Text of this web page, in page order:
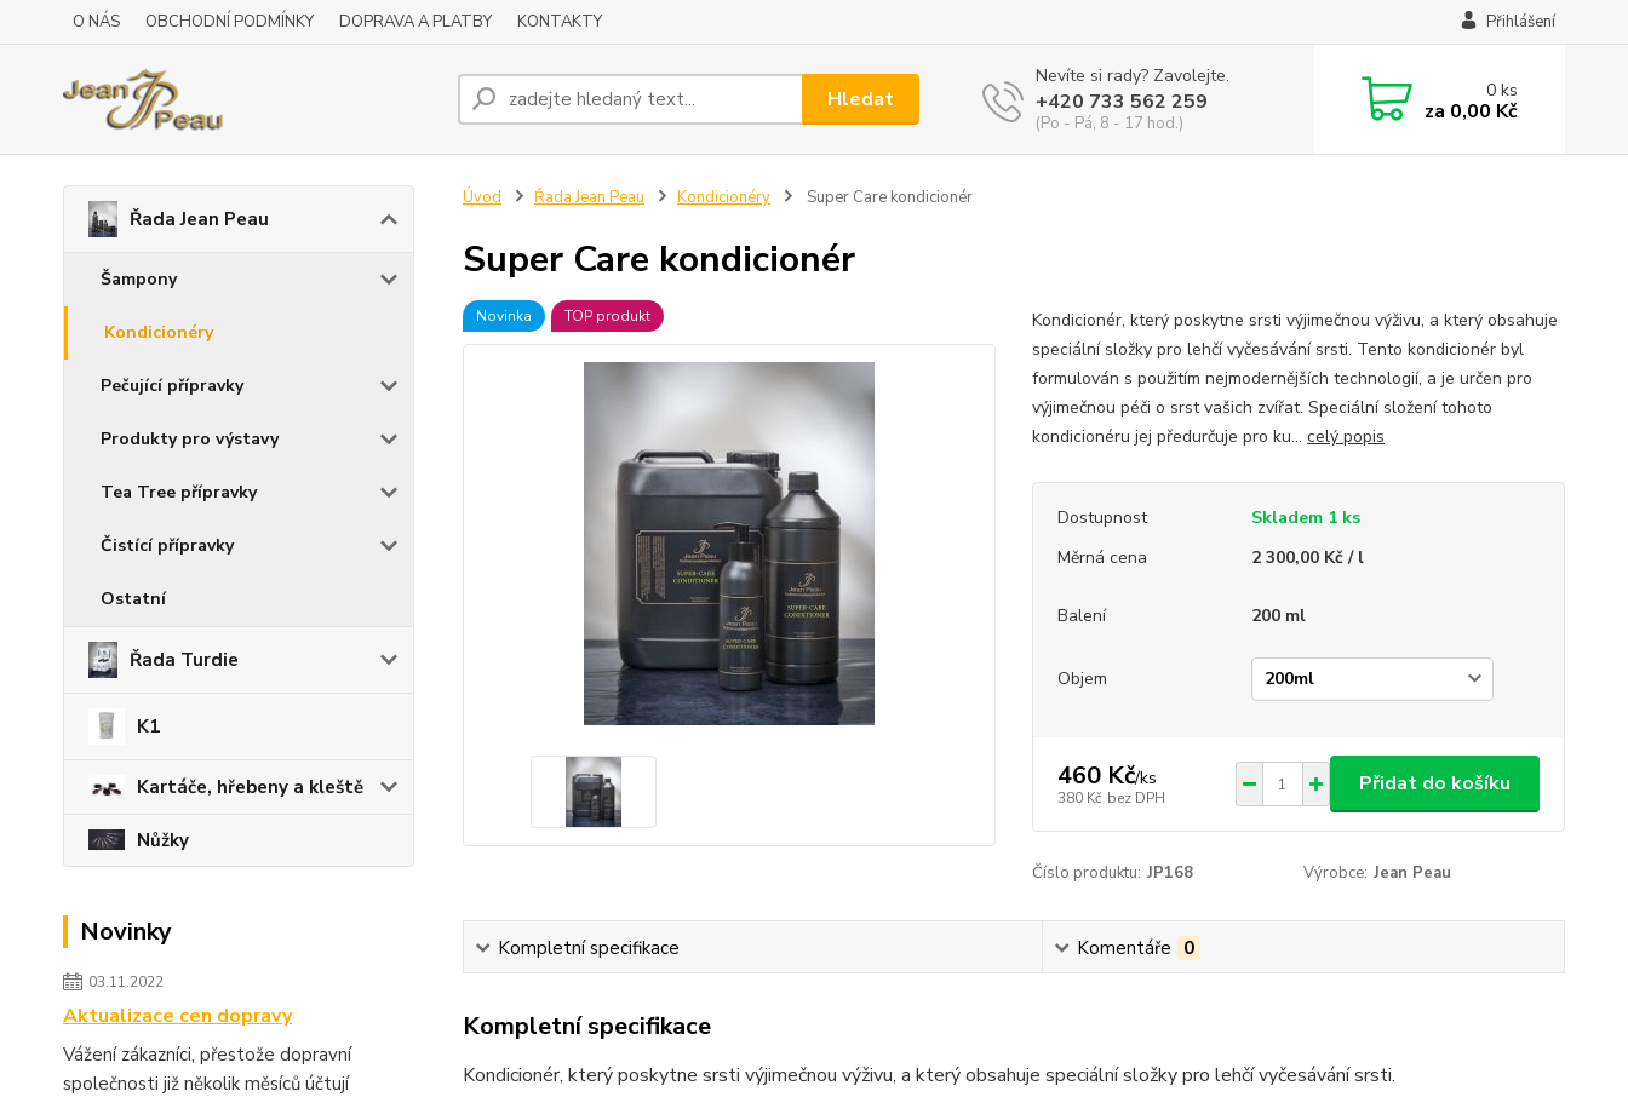
O NÁS OBCHODNÍ PODMÍNKY DOPRAVA A PLATBY KONTAKTY Přihlášení
Hledat
Nevíte si rady? Zavolejte.
+420 733 562 259
(Po - Pá, 8 - 17 hod.)
0ks
za 0,00 Kč
Řada Jean Peau
Šampony
Kondicionéry
Pečující přípravky
Produkty pro výstavy
Tea Tree přípravky
Čistící přípravky
Ostatní
Řada Turdie
K1
Kartáče, hřebeny a kleště
Nůžky
Novinky
03.11.2022
Aktualizace cen dopravy
Vážení zákazníci, přestože dopravní
společnosti již několik měsíců účtují
Úvod Řada Jean Peau Kondicionéry Super Care kondicionér
Super Care kondicionér
Novinka TOP produkt
Kondicionér, který poskytne srsti výjimečnou výživu, a který obsahuje
speciální složky pro lehčí vyčesávání srsti. Tento kondicionér byl
formulován s použitím nejmodernějších technologií, a je určen pro
výjimečnou péči o srst vašich zvířat. Speciální složení tohoto
kondicionéru jej předurčuje pro ku... celý popis
Dostupnost
Skladem 1 ks
Měrná cena
2 300,00 Kč / l
Balení 200 ml
Objem
460 Kč/ks
380 Kč bez DPH
Přidat do košíku
Číslo produktu: JP168 Výrobce: Jean Peau
Kompletní specifikace Komentáře 0
Kompletní specifikace
Kondicionér, který poskytne srsti výjimečnou výživu, a který obsahuje speciální složky pro lehčí vyčesávání srsti.